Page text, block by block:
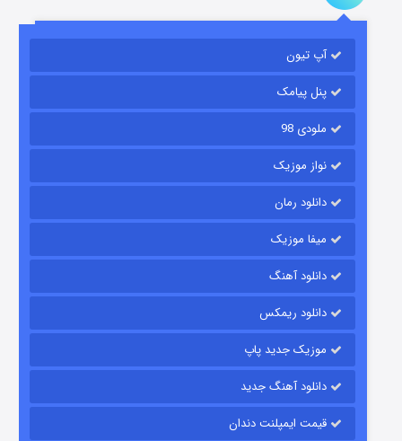
قسمت
آپ تیون
پنل پیامک
ملودی 98
نواز موزیک
دانلود رمان
میفا موزیک
دانلود آهنگ
دانلود ریمکس
موزیک جدید پاپ
دانلود آهنگ جدید
قیمت ایمپلنت دندان